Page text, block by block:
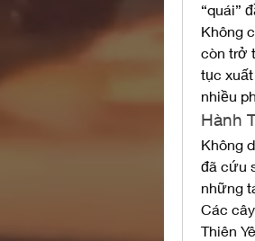
“quái”
Không
còn trở
tục
nhiều
Hành
Không
đã cứu
những
Các
Thiên